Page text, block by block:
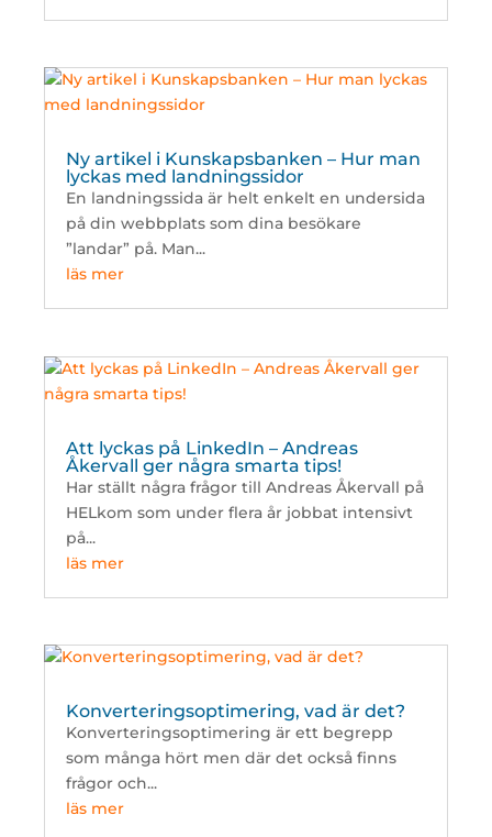
Ny artikel i Kunskapsbanken – Hur man
lyckas med landningssidor
En landningssida är helt enkelt en undersida
på din webbplats som dina besökare
”landar” på. Man...
läs mer
Att lyckas på LinkedIn – Andreas
Åkervall ger några smarta tips!
Har ställt några frågor till Andreas Åkervall på
HELkom som under flera år jobbat intensivt
på...
läs mer
Konverteringsoptimering, vad är det?
Konverteringsoptimering är ett begrepp
som många hört men där det också finns
frågor och...
läs mer